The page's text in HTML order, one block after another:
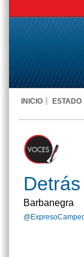
INICIO ESTADO
Barbanegra